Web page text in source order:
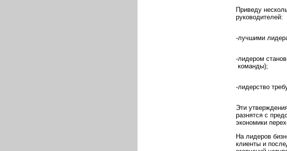
Приведу
руководителей:
-лучшими
-лидером
команды);
-лидерство
Эти
разнятся с
экономики
На лидеров
клиенты и